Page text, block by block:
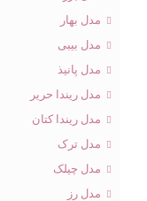
مدل بهار
مدل بیبی
مدل پانیذ
مدل ریندا حریر
مدل ریندا کتان
مدل ترک
مدل چیلک
مدل رز